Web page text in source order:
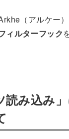
（アルケー
ィルターフック
読み込み